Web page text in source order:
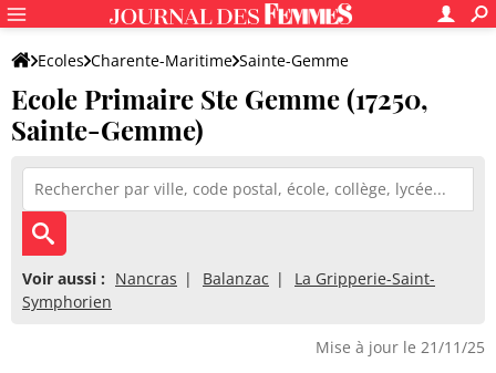
Ecoles Charente-Maritime Sainte-Gemme
Ecole Primaire Ste Gemme
Ecole Primaire Ste Gemme (17250,
Sainte-Gemme)
Voir aussi : Nancras Balanzac
La Gripperie-Saint-
Symphorien
Mise à jour le 21/11/25